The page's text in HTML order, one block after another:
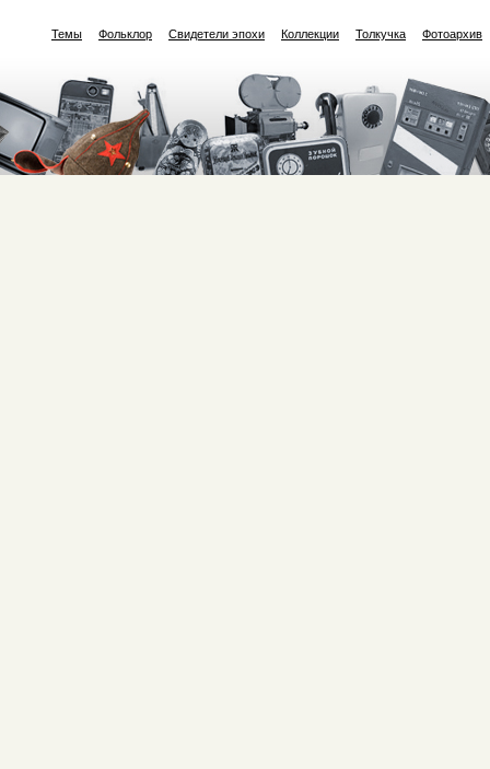
Темы Фольклор Свидетели эпохи Коллекции Толкучка Фотоархив